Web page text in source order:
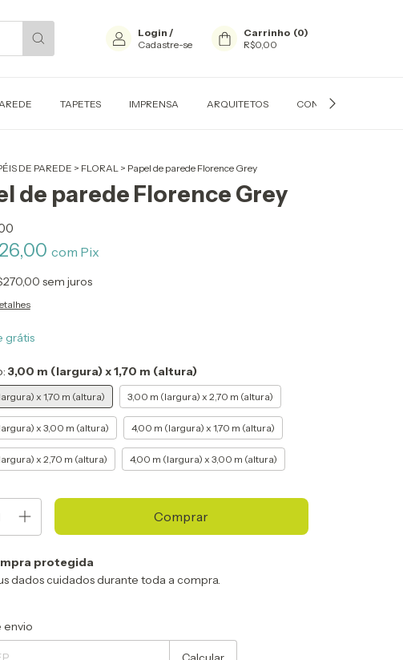
Login /
Cadastre-se
Carrinho (0)
R$0,00
TAPETES IMPRENSA ARQUITETOS CONTATO
DE PAREDE > FLORAL > Papel de parede Florence Grey
de parede Florence Grey
com Pix
sem juros
grátis
3,00 m (largura) x 1,70 m (altura)
x 1,70 m (altura) 3,00 m (largura) x 2,70 m (altura)
x 3,00 m (altura) 4,00 m (largura) x 1,70 m (altura)
x 2,70 m (altura) 4,00 m (largura) x 3,00 m (altura)
protegida
dados cuidados durante toda a compra.
o CEP:
envio